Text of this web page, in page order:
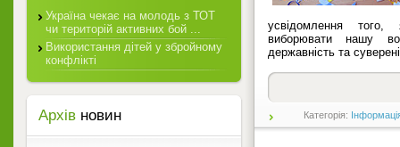
усвідомлення
виборювати нашу
державність та
Категорія:
Україна чекає на молодь з ТОТ
чи територій активних бой ...
Використання дітей у збройному
конфлікті
Архів новин